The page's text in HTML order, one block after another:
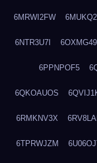
6MRWI2FW
6NTR3U7I
6PPNPOF5
6QKOAUOS
6RMKNV3X
6TPRWJZM